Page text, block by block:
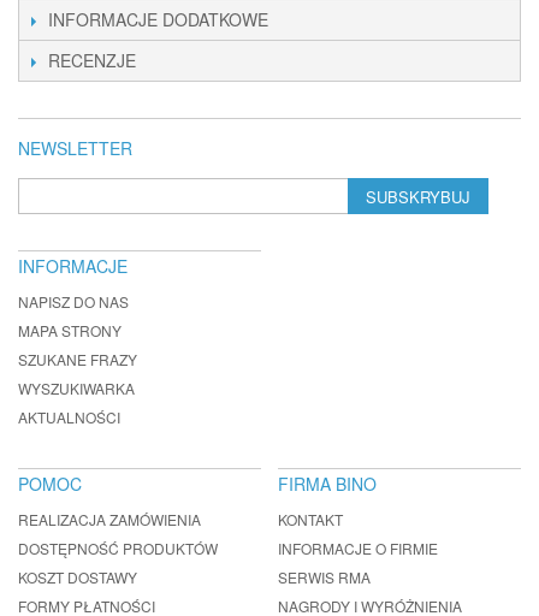
INFORMACJE DODATKOWE
RECENZJE
NEWSLETTER
SUBSKRYBUJ
INFORMACJE
NAPISZ DO NAS
MAPA STRONY
SZUKANE FRAZY
WYSZUKIWARKA
AKTUALNOŚCI
POMOC
REALIZACJA ZAMÓWIENIA
DOSTĘPNOŚĆ PRODUKTÓW
KOSZT DOSTAWY
FORMY PŁATNOŚCI
FIRMA BINO
KONTAKT
INFORMACJE O FIRMIE
SERWIS RMA
NAGRODY I WYRÓŻNIENIA